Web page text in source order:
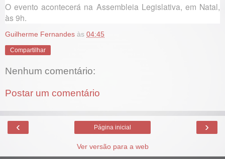
O evento acontecerá na Assembleia Legislativa, em Natal,
às 9h.
Guilherme Fernandes às 04:45
Compartilhar
Nenhum comentário:
Postar um comentário
‹ ›
Página inicial
Ver versão para a web